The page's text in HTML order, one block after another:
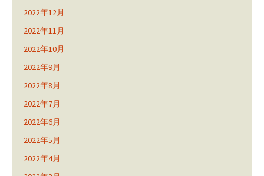
2022年12月
2022年11月
2022年10月
2022年9月
2022年8月
2022年7月
2022年6月
2022年5月
2022年4月